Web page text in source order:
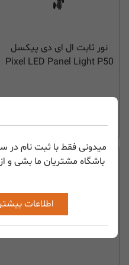
میدونی فقط با ثبت نام در
باشگاه مشتریان ما بشی و
اطلاعات
نور ثابت ال ای دی پیکسل
Pixel LED Panel Light P50